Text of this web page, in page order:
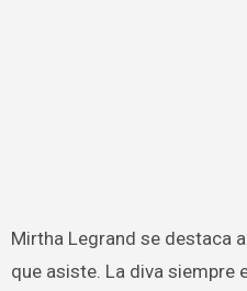
Mirtha Legrand se destaca al aire y en cada evento al
que asiste. La diva siempre